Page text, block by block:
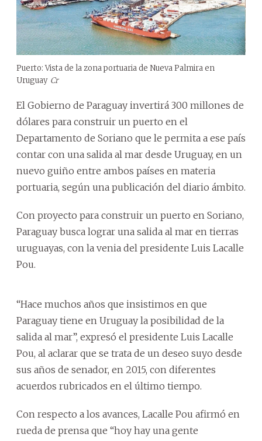
Puerto: Vista de la zona portuaria de Nueva Palmira en
Uruguay Cr
El Gobierno de Paraguay invertirá 300 millones de
dólares para construir un puerto en el
Departamento de Soriano que le permita a ese país
contar con una salida al mar desde Uruguay, en un
nuevo guiño entre ambos países en materia
portuaria, según una publicación del diario ámbito.
Con proyecto para construir un puerto en Soriano,
Paraguay busca lograr una salida al mar en tierras
uruguayas, con la venia del presidente Luis Lacalle
Pou.
“Hace muchos años que insistimos en que
Paraguay tiene en Uruguay la posibilidad de la
salida al mar”, expresó el presidente Luis Lacalle
Pou, al aclarar que se trata de un deseo suyo desde
sus años de senador, en 2015, con diferentes
acuerdos rubricados en el último tiempo.
Con respecto a los avances, Lacalle Pou afirmó en
rueda de prensa que “hoy hay una gente